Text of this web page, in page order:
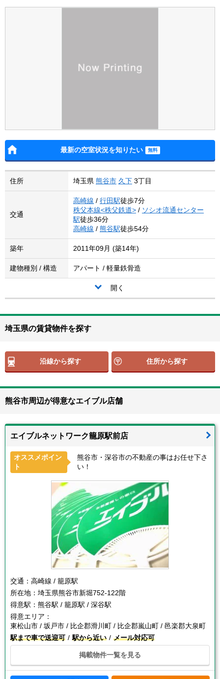
最新の空室状況を知りたい
住所 埼玉県 熊谷市 久下 3丁目
交通
高崎線 / 行田駅徒歩7分
秩父本線<秩父鉄道> / ソシオ流通センター
駅徒歩36分
高崎線 / 熊谷駅徒歩54分
築年 2011年09月 (築14年)
建物種別 / 構造 アパート / 軽量鉄骨造
開く
埼玉県の賃貸物件を探す
沿線から探す 住所から探す
熊谷市周辺が得意なエイブル店舗
エイブルネットワーク籠原駅前店
オススメポイン
ト
熊谷市・深谷市の不動産の事はお任せ下さ
い！
交通： 高崎線 / 籠原駅
所在地： 埼玉県熊谷市新堀752-122階
得意駅： 熊谷駅 / 籠原駅 / 深谷駅
得意エリア：
東松山市 / 坂戸市 / 比企郡滑川町 / 比企郡嵐山町 / 邑楽郡大泉町
駅まで車で送迎可
駅から近い メール対応可
掲載物件一覧を見る